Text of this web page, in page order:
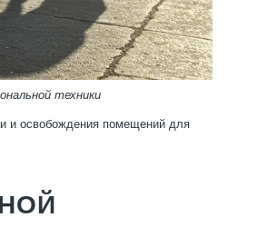
техники
и освобождения помещений для